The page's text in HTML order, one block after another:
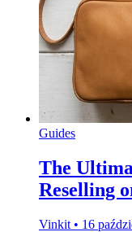
Guides
The
Reselling
Vinkit • 16